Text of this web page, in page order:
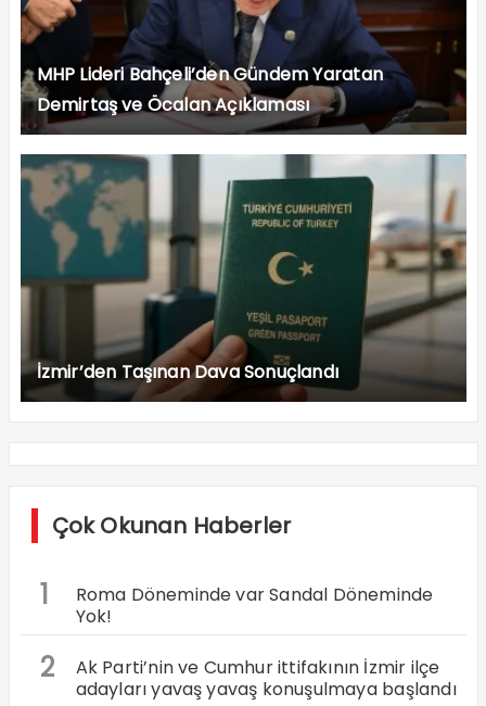
MHP Lideri Bahçeli’den Gündem Yaratan
Demirtaş ve Öcalan Açıklaması
İzmir’den Taşınan Dava Sonuçlandı
Çok Okunan Haberler
1
Roma Döneminde var Sandal Döneminde
Yok!
2
Ak Parti’nin ve Cumhur ittifakının İzmir ilçe
adayları yavaş yavaş konuşulmaya başlandı